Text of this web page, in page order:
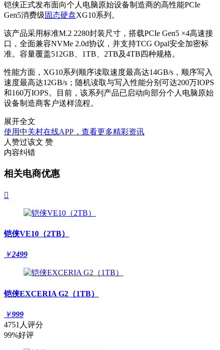
铠侠正式发布面向个人电脑原始设备制造商的高性能PCIe
Gen5消费级固态硬盘XG10系列。
该产品采用标准M.2 2280封装尺寸，搭载PCIe Gen5 ×4高速接
口，全面兼容NVMe 2.0d协议，并支持TCG Opal安全加密标
准。容量覆盖512GB、1TB、2TB及4TB四种规格。
性能方面，XG10系列顺序读取速度最高达14GB/s，顺序写入
速度最高达12GB/s；随机读取与写入性能分别可达200万IOPS
和160万IOPS。目前，该系列产品已启动向部分个人电脑原始
设备制造商客户送样流程。
展开全文
使用中关村在线APP，查看更多精彩资讯
人赞过该文 赞
内容纠错
相关电商优惠

铠侠VE10（2TB）
￥2499
铠侠EXCERIA G2（1TB）
￥999
4751人评分
99%好评